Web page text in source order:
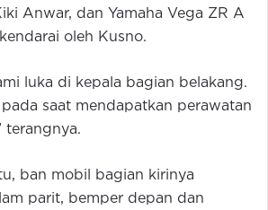
Anwar, dan Yamaha Vega ZR A
oleh Kusno.
luka di kepala bagian belakang.
saat mendapatkan perawatan
terangnya.
ban mobil bagian kirinya
parit, bemper depan dan